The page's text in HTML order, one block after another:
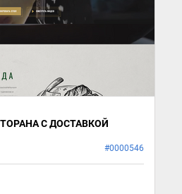
С ДОСТАВКОЙ
#0000546